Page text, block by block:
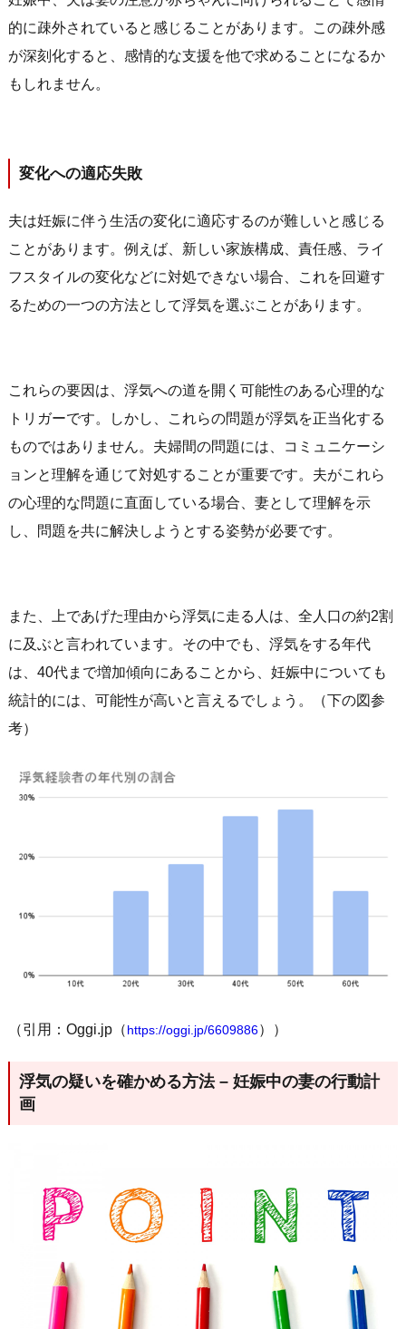
的に疎外されていると感じることがあります。この疎外感
が深刻化すると、感情的な支援を他で求めることになるか
もしれません。
変化への適応失敗
夫は妊娠に伴う生活の変化に適応するのが難しいと感じる
ことがあります。例えば、新しい家族構成、責任感、ライ
フスタイルの変化などに対処できない場合、これを回避す
るための一つの方法として浮気を選ぶことがあります。
これらの要因は、浮気への道を開く可能性のある心理的な
トリガーです。しかし、これらの問題が浮気を正当化する
ものではありません。夫婦間の問題には、コミュニケーシ
ョンと理解を通じて対処することが重要です。夫がこれら
の心理的な問題に直面している場合、妻として理解を示
し、問題を共に解決しようとする姿勢が必要です。
また、上であげた理由から浮気に走る人は、全人口の約2割
に及ぶと言われています。その中でも、浮気をする年代
は、40代まで増加傾向にあることから、妊娠中についても
統計的には、可能性が高いと言えるでしょう。（下の図参
考）
（引用：Oggi.jp（https://oggi.jp/6609886））
浮気の疑いを確かめる方法 – 妊娠中の妻の行動計
画